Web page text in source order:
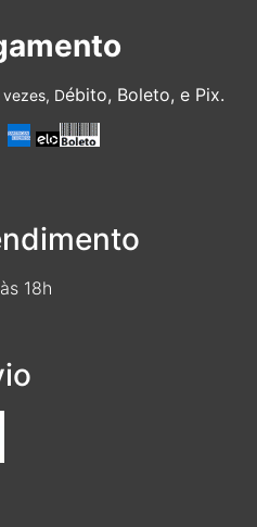
Débito, Boleto, e Pix.
18h